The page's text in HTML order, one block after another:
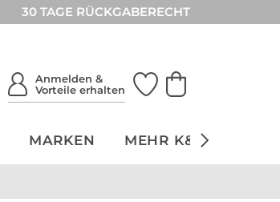
30 TAGE RÜCKGABERECHT
Anmelden &
Vorteile erhalten
MARKEN MEHR K&Ö